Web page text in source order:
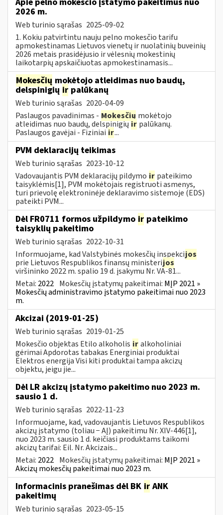
2026 m.
Web turinio sąrašas 2025-09-02
1. Kokiu patvirtintu nauju pelno mokesčio tarifu
apmokestinamas Lietuvos vienetų ir nuolatinių buveinių
2026 metais prasidėjusio ir vėlesnių mokestinių
laikotarpių apskaičiuotas apmokestinamasis...
Mokesčių mokėtojo atleidimas nuo baudų,
delspinigių ir palūkanų
Web turinio sąrašas 2020-04-09
Paslaugos pavadinimas - Mokesčių mokėtojo
atleidimas nuo baudų, delspinigiųir palūkanų.
Paslaugos gavėjai - Fiziniai ir...
PVM deklaracijų teikimas
Web turinio sąrašas 2023-10-12
Vadovaujantis PVM deklaracijų pildymo ir pateikimo
taisyklėmis[1], PVM mokėtojais registruoti asmenys,
turi prievolę elektroninėje deklaravimo sistemoje (EDS)
pateikti PVM...
Dėl FR0711 formos užpildymo ir pateikimo
taisyklių pakeitimo
Web turinio sąrašas 2022-10-31
Informuojame, kad Valstybinės mokesčių inspekcijos
prie Lietuvos Respublikos finansų ministerijos
viršininko 2022 m. spalio 19 d. įsakymu Nr. VA-81...
Metai: 2022 Mokesčių įstatymų pakeitimai: MĮP 2021 »
Mokesčių administravimo įstatymo pakeitimai nuo 2023
m.
Akcizai (2019-01-25)
Web turinio sąrašas 2019-01-25
Mokesčio objektas Etilo alkoholis iralkoholiniai
gėrimai Apdorotas tabakas Energiniai produktai
Elektros energija Visi kiti produktai tampa akcizų
objektu, jeigu jie...
Dėl LR akcizų įstatymo pakeitimo nuo 2023 m.
sausio 1 d.
Web turinio sąrašas 2022-11-23
Informuojame, kad, vadovaujantis Lietuvos Respublikos
akcizų įstatymo (toliau − AĮ) pakeitimu Nr. XIV-446[1],
nuo 2023 m. sausio 1 d. keičiasi produktams taikomi
akcizų tarifai: Eil. Nr. Akcizais...
Metai: 2022 Mokesčių įstatymų pakeitimai: MĮP 2021 »
Akcizų mokesčių pakeitimai nuo 2023 m.
Informacinis pranešimas dėl BK ir ANK
pakeitimų
Web turinio sąrašas 2023-05-15